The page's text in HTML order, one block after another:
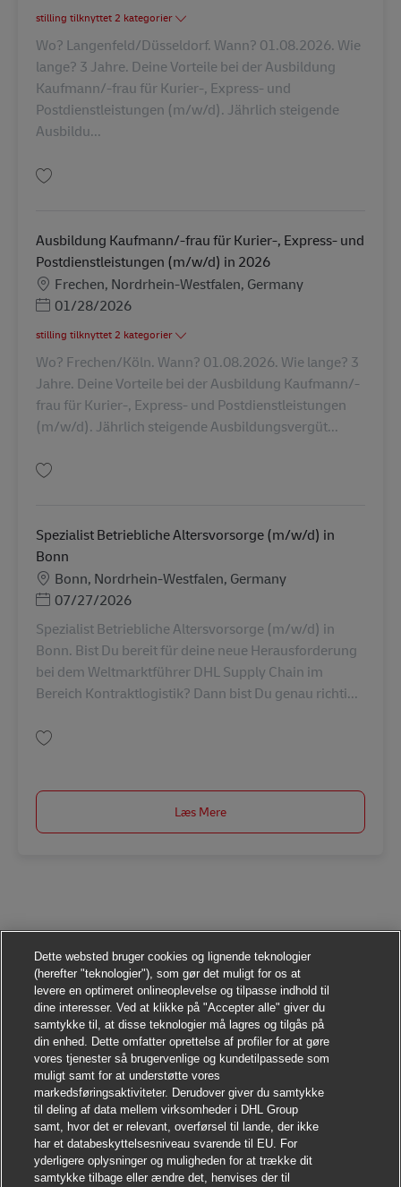
stilling tilknyttet 2 kategorier
Wo? Langenfeld/Düsseldorf. Wann? 01.08.2026. Wie
lange? 3 Jahre. Deine Vorteile bei der Ausbildung
Kaufmann/-frau für Kurier-, Express- und
Postdienstleistungen (m/w/d). Jährlich steigende
Ausbildu...
Ausbildung Kaufmann/-frau für Kurier-, Express- und
Postdienstleistungen (m/w/d) in 2026
Lokation
Frechen, Nordrhein-Westfalen, Germany
Posted Date
01/28/2026
stilling tilknyttet 2 kategorier
Wo? Frechen/Köln. Wann? 01.08.2026. Wie lange? 3
Jahre. Deine Vorteile bei der Ausbildung Kaufmann/-
frau für Kurier-, Express- und Postdienstleistungen
(m/w/d). Jährlich steigende Ausbildungsvergüt...
Spezialist Betriebliche Altersvorsorge (m/w/d) in
Bonn
Lokation
Bonn, Nordrhein-Westfalen, Germany
Posted Date
07/27/2026
Spezialist Betriebliche Altersvorsorge (m/w/d) in
Bonn. Bist Du bereit für deine neue Herausforderung
bei dem Weltmarktführer DHL Supply Chain im
Bereich Kontraktlogistik? Dann bist Du genau richti...
Læs Mere
Dette websted bruger cookies og lignende teknologier
(herefter "teknologier"), som gør det muligt for os at
levere en optimeret onlineoplevelse og tilpasse indhold til
dine interesser. Ved at klikke på "Accepter alle" giver du
samtykke til, at disse teknologier må lagres og tilgås på
din enhed. Dette omfatter oprettelse af profiler for at gøre
vores tjenester så brugervenlige og kundetilpassede som
muligt samt for at understøtte vores
markedsføringsaktiviteter. Derudover giver du samtykke
til deling af data mellem virksomheder i DHL Group
samt, hvor det er relevant, overførsel til lande, der ikke
har et databeskyttelsesniveau svarende til EU. For
yderligere oplysninger og muligheden for at trække dit
samtykke tilbage eller ændre det, henvises der til